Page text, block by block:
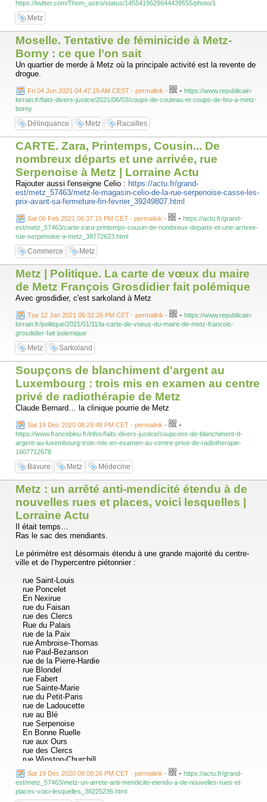
https://twitter.com/Thom_astro/status/1455419629644439555/photo/1
Metz
Moselle. Tentative de féminicide à Metz-
Borny : ce que l’on sait
Un quartier de merde à Metz où la principale activité est la revente de
drogue.
Fri 04 Jun 2021 04:47:19 AM CEST - permalink - - https://www.republicain-
lorrain.fr/faits-divers-justice/2021/06/03/coups-de-couteau-et-coups-de-feu-a-metz-
borny
Délinquance Metz Racailles
CARTE. Zara, Printemps, Cousin... De
nombreux départs et une arrivée, rue
Serpenoise à Metz | Lorraine Actu
Rajouter aussi l'enseigne Celio : https://actu.fr/grand-
est/metz_57463/metz-le-magasin-celio-de-la-rue-serpenoise-casse-les-
prix-avant-sa-fermeture-fin-fevrier_39249807.html
Sat 06 Feb 2021 06:37:15 PM CET - permalink - - https://actu.fr/grand-
est/metz_57463/carte-zara-printemps-cousin-de-nombreux-departs-et-une-arrivee-
rue-serpenoise-a-metz_38772623.html
Commerce Metz
Metz | Politique. La carte de vœux du maire
de Metz François Grosdidier fait polémique
Avec grosdidier, c'est sarkoland à Metz
Tue 12 Jan 2021 06:32:26 PM CET - permalink - - https://www.republicain-
lorrain.fr/politique/2021/01/11/la-carte-de-voeux-du-maire-de-metz-francois-
grosdidier-fait-polemique
Metz Sarkoland
Soupçons de blanchiment d'argent au
Luxembourg : trois mis en examen au centre
privé de radiothérapie de Metz
Claude Bernard… la clinique pourrie de Metz
Sat 19 Dec 2020 08:29:48 PM CET - permalink - -
https://www.francebleu.fr/infos/faits-divers-justice/soupcons-de-blanchiment-d-
argent-au-luxembourg-trois-mis-en-examen-au-centre-prive-de-radiotherapie-
1607712678
Bavure Metz Médecine
Metz : un arrêté anti-mendicité étendu à de
nouvelles rues et places, voici lesquelles |
Lorraine Actu
Il était temps…
Ras le sac des mendiants.
Le périmètre est désormais étendu à une grande majorité du centre-
ville et de l’hypercentre piétonnier :
rue Saint-Louis
rue Poncelet
En Nexirue
rue du Faisan
rue des Clercs
Rue du Palais
rue de la Paix
rue Ambroise-Thomas
rue Paul-Bezanson
rue de la Pierre-Hardie
rue Blondel
rue Fabert
rue Sainte-Marie
rue du Petit-Paris
rue de Ladoucette
rue au Blé
rue Serpenoise
En Bonne Ruelle
rue aux Ours
rue des Clercs
rue Winston-Churchill
rue de la Tête-d’Or
rue du Change
rue Dupont-des-Loges
En Chaplerue
Sat 19 Dec 2020 08:09:26 PM CET - permalink - - https://actu.fr/grand-
est/metz_57463/metz-un-arrete-anti-mendicite-etendu-a-de-nouvelles-rues-et-
places-voici-lesquelles_38225236.html